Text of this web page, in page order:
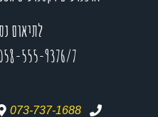
לתיאום
555-9376/7
073-737-1688